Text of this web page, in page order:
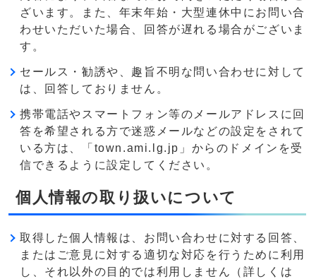
ざいます。また、年末年始・大型連休中にお問い合
わせいただいた場合、回答が遅れる場合がございま
す。
セールス・勧誘や、趣旨不明な問い合わせに対して
は、回答しておりません。
携帯電話やスマートフォン等のメールアドレスに回
答を希望される方で迷惑メールなどの設定をされて
いる方は、「town.ami.lg.jp」からのドメインを受
信できるように設定してください。
個人情報の取り扱いについて
取得した個人情報は、お問い合わせに対する回答、
またはご意見に対する適切な対応を行うために利用
し、それ以外の目的では利用しません（詳しくは